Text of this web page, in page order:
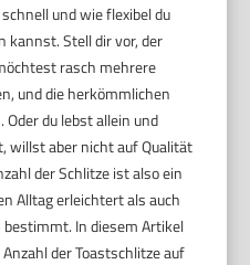
und wie flexibel du
kannst. Stell dir vor, der
rasch mehrere
und die herkömmlichen
du lebst allein und
willst aber nicht auf Qualität
der Schlitze ist also ein
Alltag erleichtert als auch
In diesem Artikel
der Toastschlitze auf